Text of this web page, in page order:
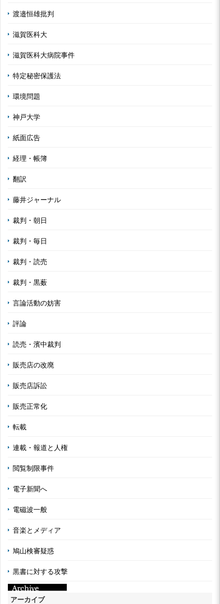
渡邉恒雄批判
滋賀医科大
滋賀医科大病院事件
特定秘密保護法
環境問題
神戸大学
紙面広告
経理・帳簿
翻訳
藤井ジャーナル
裁判・朝日
裁判・毎日
裁判・読売
裁判・黒薮
言論活動の妨害
評論
読売・濱中裁判
販売店の改廃
販売店訴訟
販売正常化
転載
連載・報道と人権
閲覧制限事件
電子新聞へ
電磁波一般
音楽とメディア
鳩山検審疑惑
黒書に対する攻撃
アーカイブ